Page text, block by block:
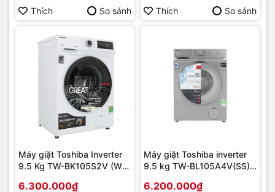
Thích So sánh Thích So sánh
Máy giặt Toshiba Inverter
9.5 Kg TW-BK105S2V (WS)
hãng
6.300.000₫
Máy giặt Toshiba inverter
9.5 kg TW-BL105A4V(SS) |
6.200.000₫